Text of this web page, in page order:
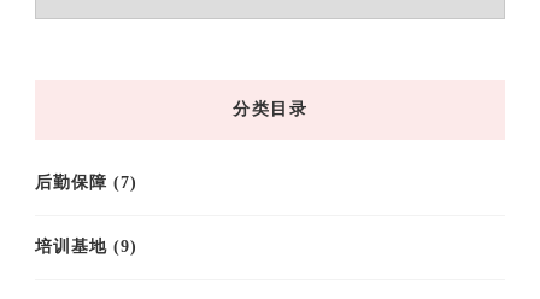
分类目录
后勤保障 (7)
培训基地 (9)